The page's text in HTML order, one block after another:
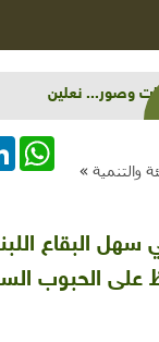
وصور... نعلين
والتنمية »
البقاع
على الحبوب